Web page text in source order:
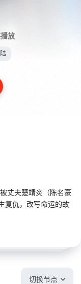
放
丈夫楚靖炎（陈名豪
复仇，改写命运的故
切换节点